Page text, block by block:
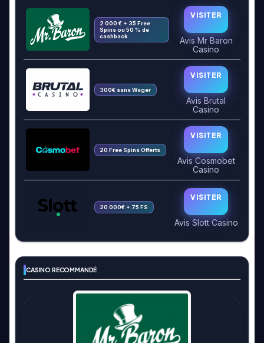
2 000 € + 35 Free
Spins ou 50 % de
cashback
VISITER
Avis Mr Baron
Casino
300€ sans Wager
VISITER
Avis Brutal
Casino
20 Free Spins Offerts
VISITER
Avis Cosmobet
Casino
20 000€ + 75 FS
VISITER
Avis Slott Casino
CASINO RECOMMANDÉ